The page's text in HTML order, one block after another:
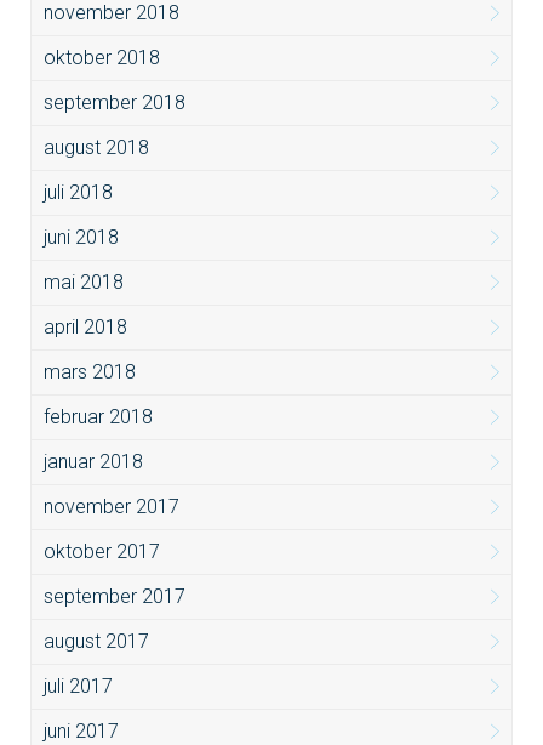
november 2018
oktober 2018
september 2018
august 2018
juli 2018
juni 2018
mai 2018
april 2018
mars 2018
februar 2018
januar 2018
november 2017
oktober 2017
september 2017
august 2017
juli 2017
juni 2017